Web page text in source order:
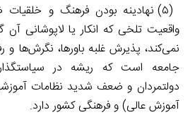
(۵) نهادینه بودن فرهنگ و
واقعیت تلخی که انکار یا لاپوشانی آن
نمی‌‌‌کند، پذیرش غلبه باورها، نگرش‌‌‌ها
جامعه است که ریشه در
دولتمردان و ضعف شدید نظامات
آموزش عالی) و فرهنگی کشور دارد.